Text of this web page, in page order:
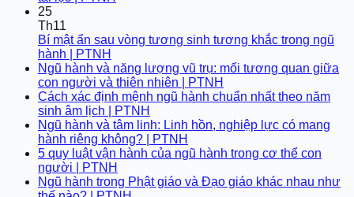
25
Th11
Bí mật ẩn sau vòng tương sinh tương khắc trong ngũ
hành | PTNH
Ngũ hành và năng lượng vũ trụ: mối tương quan giữa
con người và thiên nhiên | PTNH
Cách xác định mệnh ngũ hành chuẩn nhất theo năm
sinh âm lịch | PTNH
Ngũ hành và tâm linh: Linh hồn, nghiệp lực có mang
hành riêng không? | PTNH
5 quy luật vận hành của ngũ hành trong cơ thể con
người | PTNH
Ngũ hành trong Phật giáo và Đạo giáo khác nhau như